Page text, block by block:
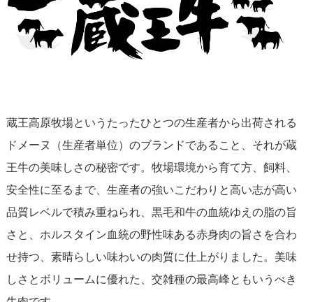
蔵王高原牧場というたったひとつの生産者から出荷される
ドメーヌ（生産者単位）のブランドであること、それが蔵
王牛の美味しさの秘密です。牧場環境から育て方、飼料、
安全性に至るまで、生産者の強いこだわりと高い志が高い
品質レベルで積み重ねられ、黒毛和牛の血統ゆえの脂の旨
さと、ホルスタイン血統の野性味ある赤身肉の旨さを合わ
せ持つ、素晴らしい味わいの肉質に仕上がりました。美味
しさとボリュームに優れた、交雑種の最高峰ともいうべき